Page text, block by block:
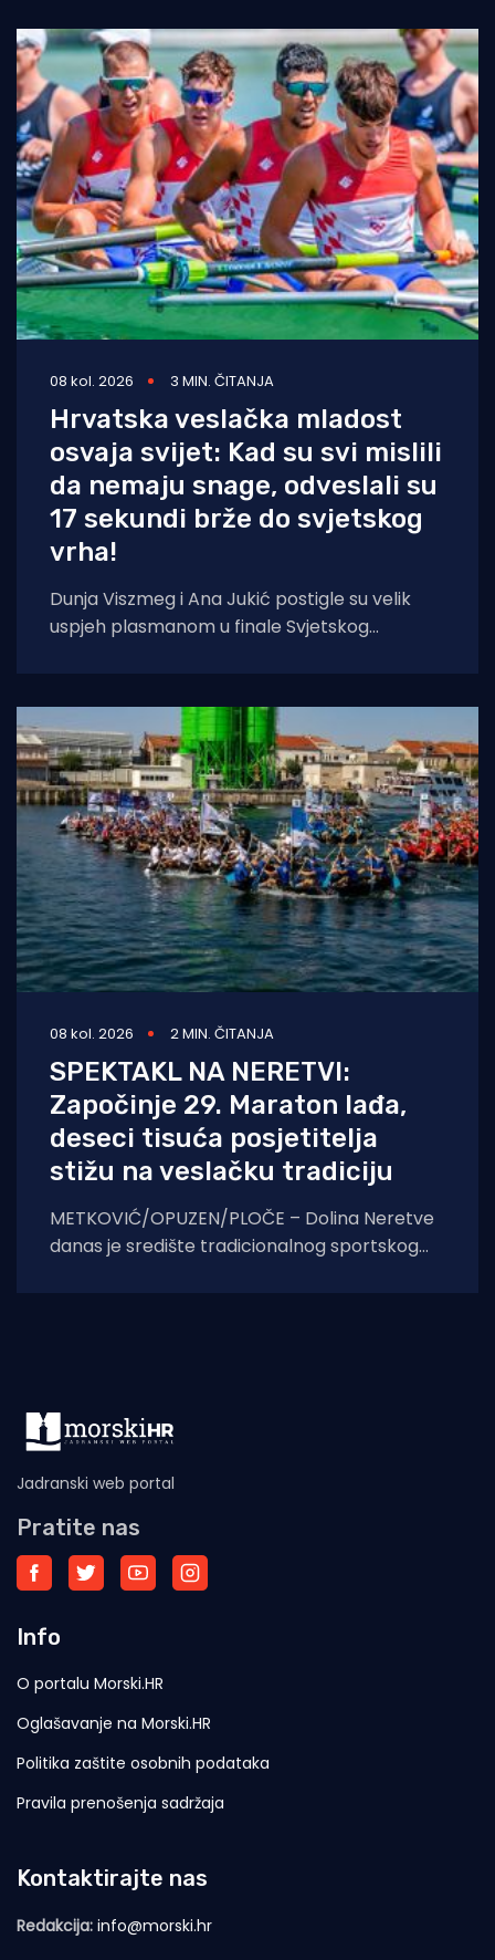
08 kol. 2026 3 MIN. ČITANJA
Hrvatska veslačka mladost
osvaja svijet: Kad su svi mislili
da nemaju snage, odveslali su
17 sekundi brže do svjetskog
vrha!
Dunja Viszmeg i Ana Jukić postigle su velik
uspjeh plasmanom u finale Svjetskog
08 kol. 2026 2 MIN. ČITANJA
SPEKTAKL NA NERETVI:
Započinje 29. Maraton lađa,
deseci tisuća posjetitelja
stižu na veslačku tradiciju
METKOVIĆ/OPUZEN/PLOČE – Dolina Neretve
danas je središte tradicionalnog sportskog
Jadranski web portal
Pratite nas
Info
O portalu Morski.HR
Oglašavanje na Morski.HR
Politika zaštite osobnih podataka
Pravila prenošenja sadržaja
Kontaktirajte nas
Redakcija: info@morski.hr